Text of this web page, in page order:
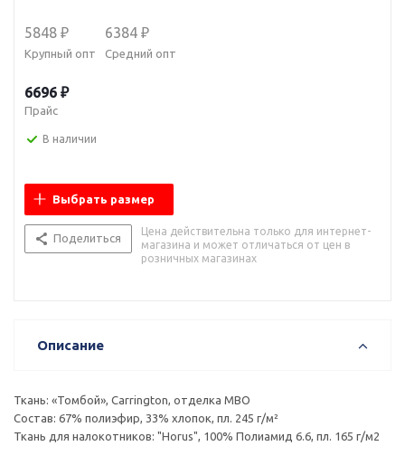
5848 ₽
Крупный опт
6384 ₽
Средний опт
6696 ₽
Прайс
В наличии
Выбрать размер
Поделиться
Цена действительна только для интернет-
магазина и может отличаться от цен в
розничных магазинах
Описание
Ткань: «Томбой», Carrington, отделка МВО
Состав: 67% полиэфир, 33% хлопок, пл. 245 г/м²
Ткань для налокотников: "Horus", 100% Полиамид 6.6, пл. 165 г/м2